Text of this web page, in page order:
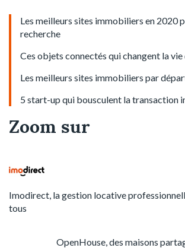
Les meilleurs sites immobiliers en 2020
recherche
Ces objets connectés qui changent la
Les meilleurs sites immobiliers par
5 start-up qui bousculent la transaction
Zoom sur
Imodirect, la gestion locative
tous
OpenHouse, des maisons